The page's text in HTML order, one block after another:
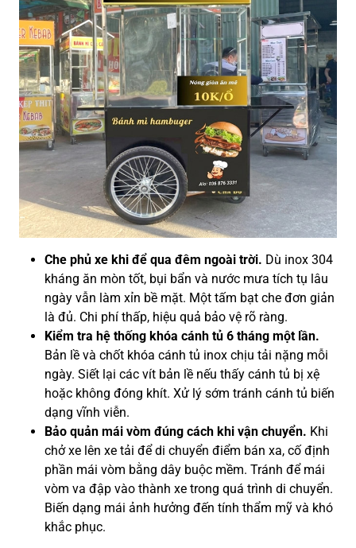
Che phủ xe khi để qua đêm ngoài trời. Dù inox 304
kháng ăn mòn tốt, bụi bẩn và nước mưa tích tụ lâu
ngày vẫn làm xỉn bề mặt. Một tấm bạt che đơn giản
là đủ. Chi phí thấp, hiệu quả bảo vệ rõ ràng.
Kiểm tra hệ thống khóa cánh tủ 6 tháng một lần.
Bản lề và chốt khóa cánh tủ inox chịu tải nặng mỗi
ngày. Siết lại các vít bản lề nếu thấy cánh tủ bị xệ
hoặc không đóng khít. Xử lý sớm tránh cánh tủ biến
dạng vĩnh viễn.
Bảo quản mái vòm đúng cách khi vận chuyển. Khi
chở xe lên xe tải để di chuyển điểm bán xa, cố định
phần mái vòm bằng dây buộc mềm. Tránh để mái
vòm va đập vào thành xe trong quá trình di chuyển.
Biến dạng mái ảnh hưởng đến tính thẩm mỹ và khó
khắc phục.